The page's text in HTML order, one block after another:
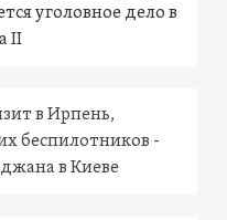
уголовное дело в
II
в Ирпень,
беспилотников -
в Киеве